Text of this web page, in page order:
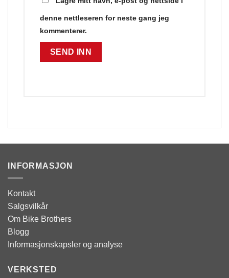
denne nettleseren for neste gang jeg
kommenterer.
INFORMASJON
Kontakt
Salgsvilkår
Om Bike Brothers
Blogg
Informasjonskapsler og analyse
VERKSTED